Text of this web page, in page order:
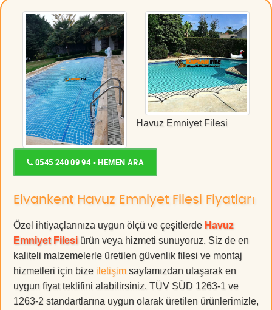
Havuz Emniyet Filesi
0545 240 09 94 - HEMEN ARA
Elvankent Havuz Emniyet Filesi Fiyatları
Özel ihtiyaçlarınıza uygun ölçü ve çeşitlerde Havuz
Emniyet Filesi ürün veya hizmeti sunuyoruz. Siz de en
kaliteli malzemelerle üretilen güvenlik filesi ve montaj
hizmetleri için bize iletişim sayfamızdan ulaşarak en
uygun fiyat teklifini alabilirsiniz. TÜV SÜD 1263-1 ve
1263-2 standartlarına uygun olarak üretilen ürünlerimizle,